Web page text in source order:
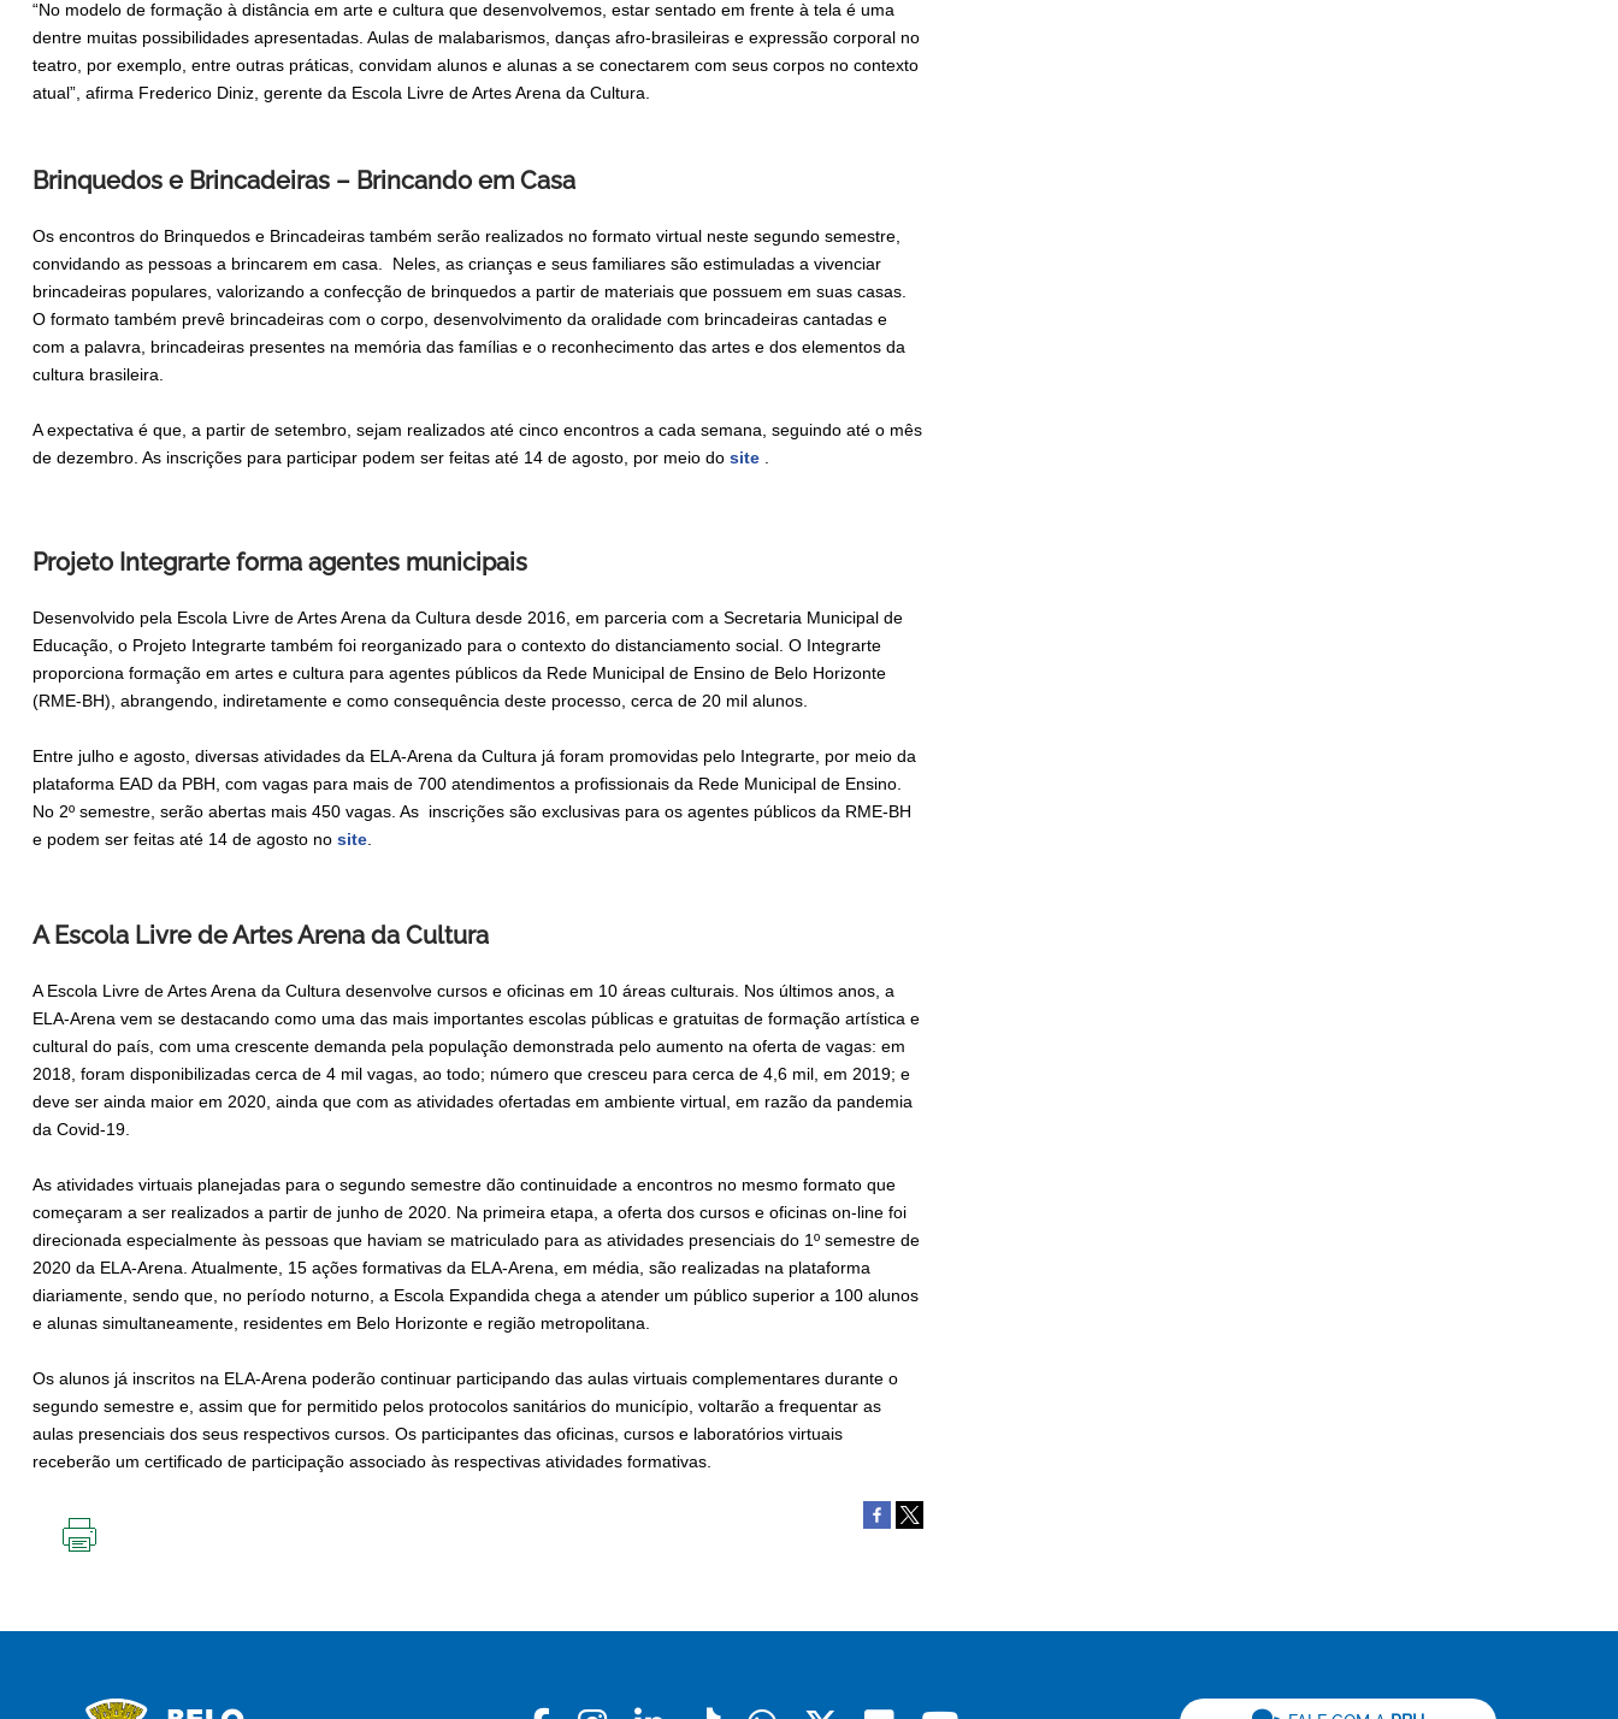
“No modelo de formação à distância em arte e cultura que desenvolvemos, estar sentado em frente à tela é uma
dentre muitas possibilidades apresentadas. Aulas de malabarismos, danças afro-brasileiras e expressão corporal no
teatro, por exemplo, entre outras práticas, convidam alunos e alunas a se conectarem com seus corpos no contexto
atual”, afirma Frederico Diniz, gerente da Escola Livre de Artes Arena da Cultura.
Brinquedos e Brincadeiras – Brincando em Casa
Os encontros do Brinquedos e Brincadeiras também serão realizados no formato virtual neste segundo semestre,
convidando as pessoas a brincarem em casa. Neles, as crianças e seus familiares são estimuladas a vivenciar
brincadeiras populares, valorizando a confecção de brinquedos a partir de materiais que possuem em suas casas.
O formato também prevê brincadeiras com o corpo, desenvolvimento da oralidade com brincadeiras cantadas e
com a palavra, brincadeiras presentes na memória das famílias e o reconhecimento das artes e dos elementos da
cultura brasileira.
A expectativa é que, a partir de setembro, sejam realizados até cinco encontros a cada semana, seguindo até o mês
de dezembro. As inscrições para participar podem ser feitas até 14 de agosto, por meio do site .
Projeto Integrarte forma agentes municipais
Desenvolvido pela Escola Livre de Artes Arena da Cultura desde 2016, em parceria com a Secretaria Municipal de
Educação, o Projeto Integrarte também foi reorganizado para o contexto do distanciamento social. O Integrarte
proporciona formação em artes e cultura para agentes públicos da Rede Municipal de Ensino de Belo Horizonte
(RME-BH), abrangendo, indiretamente e como consequência deste processo, cerca de 20 mil alunos.
Entre julho e agosto, diversas atividades da ELA-Arena da Cultura já foram promovidas pelo Integrarte, por meio da
plataforma EAD da PBH, com vagas para mais de 700 atendimentos a profissionais da Rede Municipal de Ensino.
No 2º semestre, serão abertas mais 450 vagas. As inscrições são exclusivas para os agentes públicos da RME-BH
e podem ser feitas até 14 de agosto no site.
A Escola Livre de Artes Arena da Cultura
A Escola Livre de Artes Arena da Cultura desenvolve cursos e oficinas em 10 áreas culturais. Nos últimos anos, a
ELA-Arena vem se destacando como uma das mais importantes escolas públicas e gratuitas de formação artística e
cultural do país, com uma crescente demanda pela população demonstrada pelo aumento na oferta de vagas: em
2018, foram disponibilizadas cerca de 4 mil vagas, ao todo; número que cresceu para cerca de 4,6 mil, em 2019; e
deve ser ainda maior em 2020, ainda que com as atividades ofertadas em ambiente virtual, em razão da pandemia
da Covid-19.
As atividades virtuais planejadas para o segundo semestre dão continuidade a encontros no mesmo formato que
começaram a ser realizados a partir de junho de 2020. Na primeira etapa, a oferta dos cursos e oficinas on-line foi
direcionada especialmente às pessoas que haviam se matriculado para as atividades presenciais do 1º semestre de
2020 da ELA-Arena. Atualmente, 15 ações formativas da ELA-Arena, em média, são realizadas na plataforma
diariamente, sendo que, no período noturno, a Escola Expandida chega a atender um público superior a 100 alunos
e alunas simultaneamente, residentes em Belo Horizonte e região metropolitana.
Os alunos já inscritos na ELA-Arena poderão continuar participando das aulas virtuais complementares durante o
segundo semestre e, assim que for permitido pelos protocolos sanitários do município, voltarão a frequentar as
aulas presenciais dos seus respectivos cursos. Os participantes das oficinas, cursos e laboratórios virtuais
receberão um certificado de participação associado às respectivas atividades formativas.